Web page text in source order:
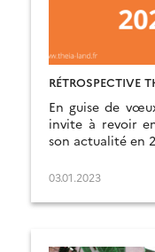
RÉTROSPECTIVE
En guise de
invite à revoir
son actualité en
03.01.2023